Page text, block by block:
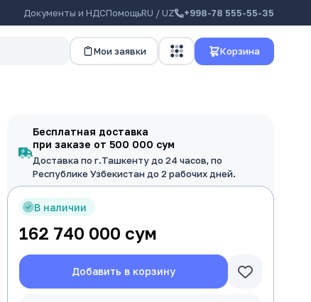
Документы и НДСПомощьRU / UZ +998-78 555-55-35
Мои заявки Корзина
Бесплатная доставка
при заказе от 500 000 сум
Доставка по г.Ташкенту до 24 часов, по
Республике Узбекистан до 2 рабочих дней.
В наличии
162 740 000 сум
Добавить в корзину